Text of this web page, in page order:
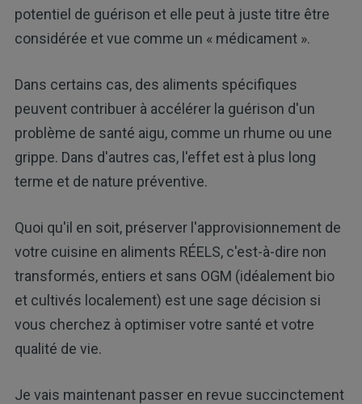
potentiel de guérison et elle peut à juste titre être
considérée et vue comme un « médicament ».
Dans certains cas, des aliments spécifiques
peuvent contribuer à accélérer la guérison d'un
problème de santé aigu, comme un rhume ou une
grippe. Dans d'autres cas, l'effet est à plus long
terme et de nature préventive.
Quoi qu'il en soit, préserver l'approvisionnement de
votre cuisine en aliments RÉELS, c'est-à-dire non
transformés, entiers et sans OGM (idéalement bio
et cultivés localement) est une sage décision si
vous cherchez à optimiser votre santé et votre
qualité de vie.
Je vais maintenant passer en revue succinctement